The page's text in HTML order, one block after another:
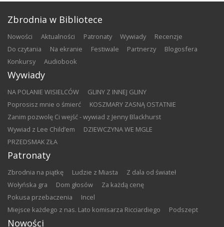
Zbrodnia w Bibliotece
nowości aktualności patronaty wywiady
recenzje
do czytania
na ekranie festiwale partnerzy
blogosfera
konkursy
audiobook
Wywiady
NA POLANIE WISIELCÓW
GLINY Z INNEJ GLINY
Poprosisz mnie o śmierć
KOSZMARY ZASNĄ OSTATNIE
Zanim pozwolę Ci wejść - wywiad z Jenny Blackhurst
Wywiad z Lee Child’em
DZIEWCZYNA WE MGLE
PRZEDSMAK ZŁA
Patronaty
Zbrodnia na piątkę Ludzie z Miasta
Z dala od świateł
Wołyńska gra
Dom głosów
Za każdą cenę
Pokusa przebaczenia
Incel
Miejsce każdego z nas. Lato komisarza Ricciardiego
Podszept
Nowości